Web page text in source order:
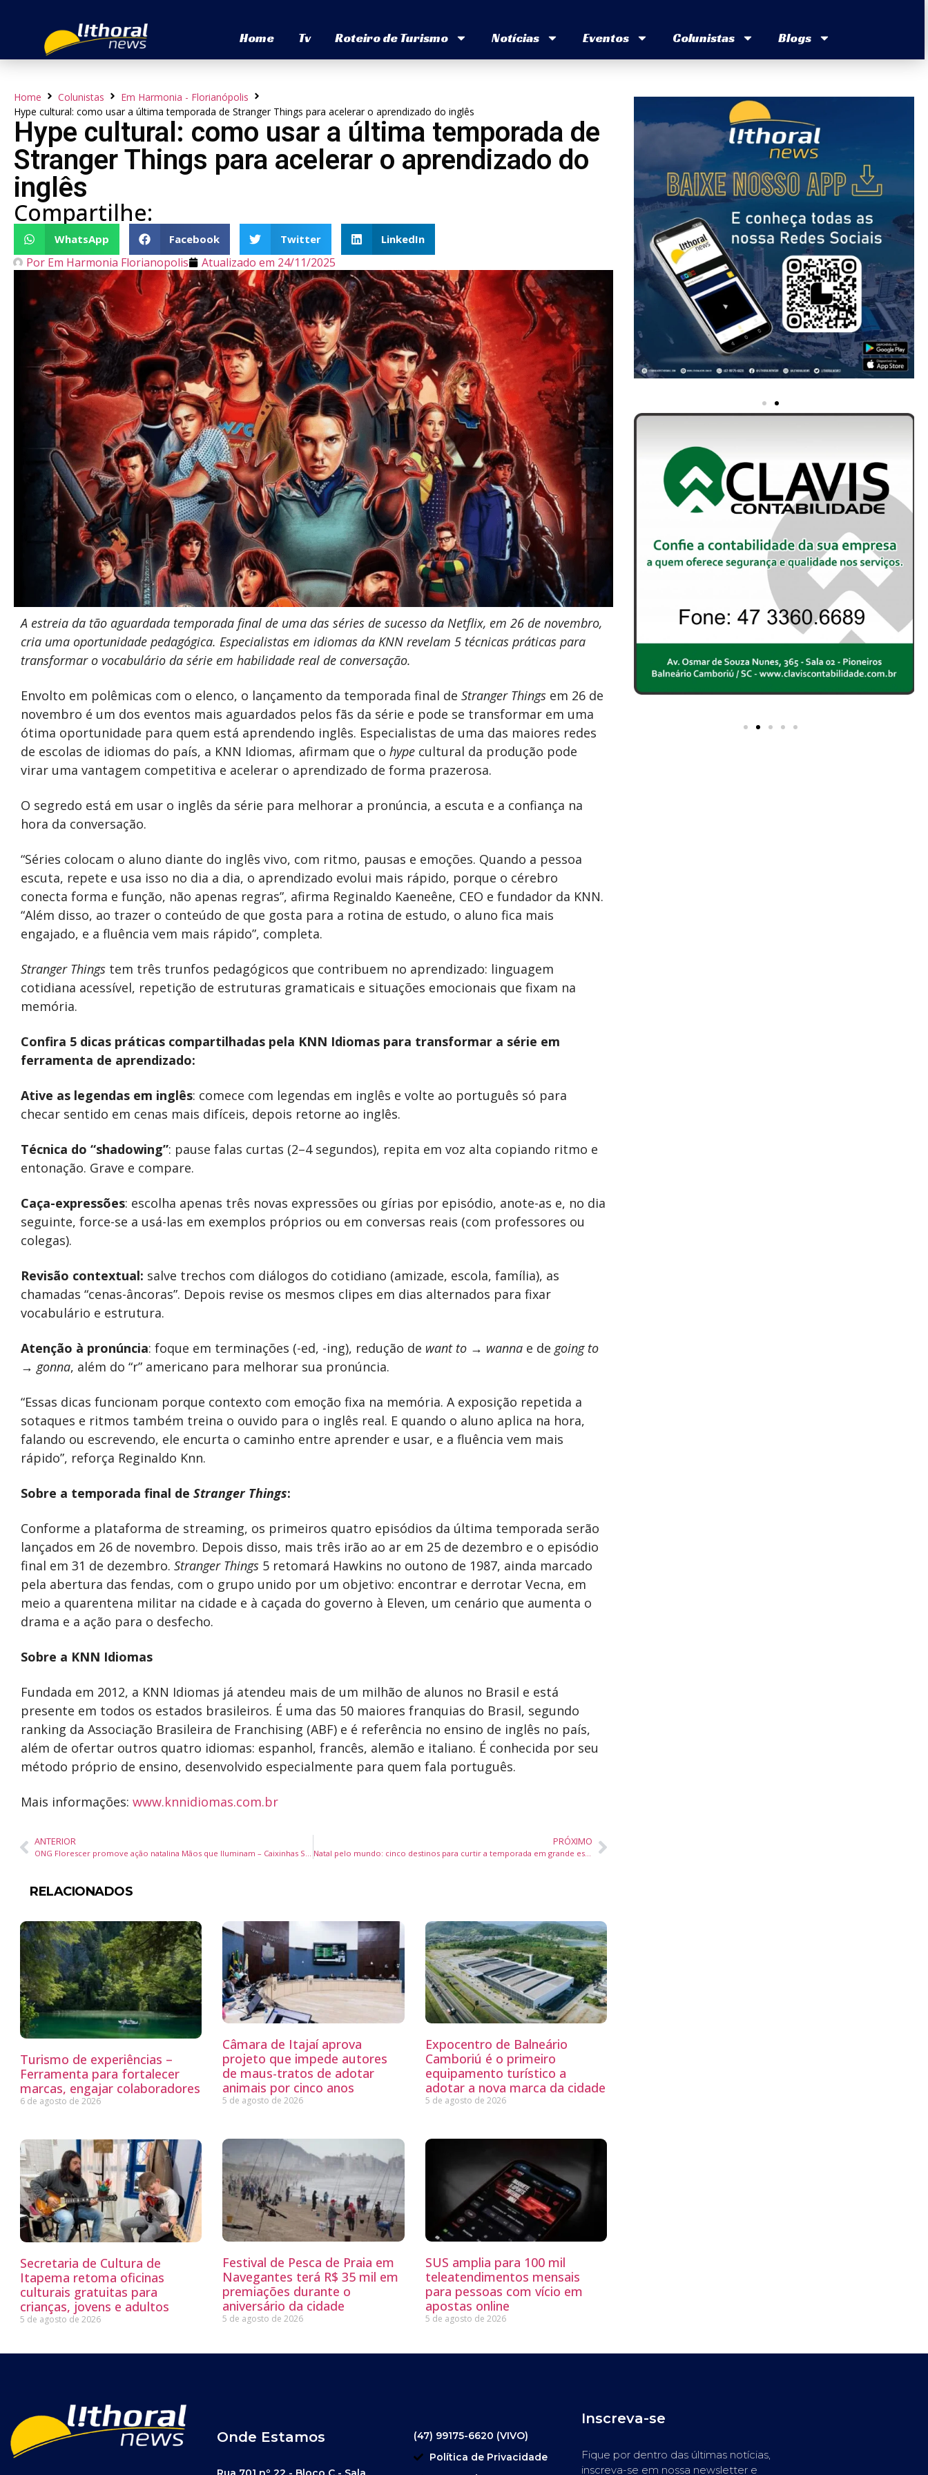
Home Tv Roteiro de Turismo Notícias Eventos Colunistas Blogs
Home Colunistas
Em Harmonia - Florianópolis
Hype cultural: como usar a última temporada de Stranger Things para acelerar o aprendizado do inglês
Hype cultural: como usar a última temporada de
Stranger Things para acelerar o aprendizado do
inglês
Compartilhe:
WhatsApp Facebook Twitter LinkedIn
Por Em Harmonia Florianopolis Atualizado em 24/11/2025
A estreia da tão aguardada temporada final de uma das séries de sucesso da Netflix, em 26 de novembro,
cria uma oportunidade pedagógica. Especialistas em idiomas da KNN revelam 5 técnicas práticas para
transformar o vocabulário da série em habilidade real de conversação.
Envolto em polêmicas com o elenco, o lançamento da temporada final de Stranger Things em 26 de
novembro é um dos eventos mais aguardados pelos fãs da série e pode se transformar em uma
ótima oportunidade para quem está aprendendo inglês. Especialistas de uma das maiores redes
de escolas de idiomas do país, a KNN Idiomas, afirmam que o hype cultural da produção pode
virar uma vantagem competitiva e acelerar o aprendizado de forma prazerosa.
O segredo está em usar o inglês da série para melhorar a pronúncia, a escuta e a confiança na
hora da conversação.
“Séries colocam o aluno diante do inglês vivo, com ritmo, pausas e emoções. Quando a pessoa
escuta, repete e usa isso no dia a dia, o aprendizado evolui mais rápido, porque o cérebro
conecta forma e função, não apenas regras”, afirma Reginaldo Kaeneêne, CEO e fundador da KNN.
“Além disso, ao trazer o conteúdo de que gosta para a rotina de estudo, o aluno fica mais
engajado, e a fluência vem mais rápido”, completa.
Stranger Things tem três trunfos pedagógicos que contribuem no aprendizado: linguagem
cotidiana acessível, repetição de estruturas gramaticais e situações emocionais que fixam na
memória.
Confira 5 dicas práticas compartilhadas pela KNN Idiomas para transformar a série em
ferramenta de aprendizado:
Ative as legendas em inglês: comece com legendas em inglês e volte ao português só para
checar sentido em cenas mais difíceis, depois retorne ao inglês.
Técnica do “shadowing”: pause falas curtas (2–4 segundos), repita em voz alta copiando ritmo e
entonação. Grave e compare.
Caça-expressões: escolha apenas três novas expressões ou gírias por episódio, anote-as e, no dia
seguinte, force-se a usá-las em exemplos próprios ou em conversas reais (com professores ou
colegas).
Revisão contextual: salve trechos com diálogos do cotidiano (amizade, escola, família), as
chamadas “cenas-âncoras”. Depois revise os mesmos clipes em dias alternados para fixar
vocabulário e estrutura.
Atenção à pronúncia: foque em terminações (-ed, -ing), redução de want to → wanna e de going to
→ gonna, além do “r” americano para melhorar sua pronúncia.
“Essas dicas funcionam porque contexto com emoção fixa na memória. A exposição repetida a
sotaques e ritmos também treina o ouvido para o inglês real. E quando o aluno aplica na hora,
falando ou escrevendo, ele encurta o caminho entre aprender e usar, e a fluência vem mais
rápido”, reforça Reginaldo Knn.
Sobre a temporada final de Stranger Things:
Conforme a plataforma de streaming, os primeiros quatro episódios da última temporada serão
lançados em 26 de novembro. Depois disso, mais três irão ao ar em 25 de dezembro e o episódio
final em 31 de dezembro. Stranger Things 5 retomará Hawkins no outono de 1987, ainda marcado
pela abertura das fendas, com o grupo unido por um objetivo: encontrar e derrotar Vecna, em
meio a quarentena militar na cidade e à caçada do governo à Eleven, um cenário que aumenta o
drama e a ação para o desfecho.
Sobre a KNN Idiomas
Fundada em 2012, a KNN Idiomas já atendeu mais de um milhão de alunos no Brasil e está
presente em todos os estados brasileiros. É uma das 50 maiores franquias do Brasil, segundo
ranking da Associação Brasileira de Franchising (ABF) e é referência no ensino de inglês no país,
além de ofertar outros quatro idiomas: espanhol, francês, alemão e italiano. É conhecida por seu
método próprio de ensino, desenvolvido especialmente para quem fala português.
Mais informações: www.knnidiomas.com.br
ANTERIOR
ONG Florescer promove ação natalina Mãos que Iluminam – Caixinhas Sustentáveis
PRÓXIMO
Natal pelo mundo: cinco destinos para curtir a temporada em grande estilo
RELACIONADOS
Turismo de experiências –
Ferramenta para fortalecer
marcas, engajar colaboradores
6 de agosto de 2026
Câmara de Itajaí aprova
projeto que impede autores
de maus-tratos de adotar
animais por cinco anos
5 de agosto de 2026
Expocentro de Balneário
Camboriú é o primeiro
equipamento turístico a
adotar a nova marca da cidade
5 de agosto de 2026
Secretaria de Cultura de
Itapema retoma oficinas
culturais gratuitas para
crianças, jovens e adultos
5 de agosto de 2026
Festival de Pesca de Praia em
Navegantes terá R$ 35 mil em
premiações durante o
aniversário da cidade
5 de agosto de 2026
SUS amplia para 100 mil
teleatendimentos mensais
para pessoas com vício em
apostas online
5 de agosto de 2026
Onde Estamos
(47) 99175-6620 (VIVO)
Política de Privacidade
Inscreva-se
Fique por dentro das últimas notícias,
inscreva-se em nossa newsletter e